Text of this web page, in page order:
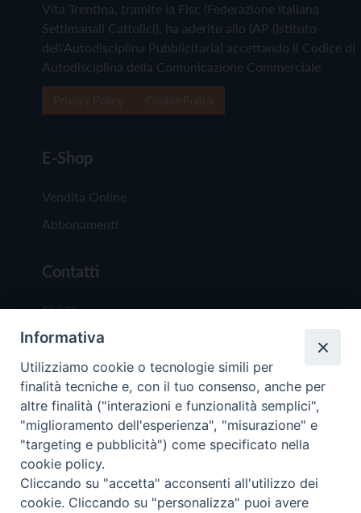
Vita Trentina, tramite la Fisc (Federazione Italiana
Settimanali Cattolici), ha aderito allo IAP (Istituto
dell'Autodisciplina Pubblicitaria) accettando il Codice di
Autodisciplina della Comunicazione Commerciale
E-Shop
Vendita Online
Abbonamenti
Contatti
Chi Siamo
Redazione
Scrivici
Copyright © 2019 - Tutti i diritti riservati - Vita
Trentina Editrice
Informativa
Utilizziamo cookie o tecnologie simili per
finalità tecniche e, con il tuo consenso, anche per
altre finalità ("interazioni e funzionalità semplici",
"miglioramento dell'esperienza", "misurazione" e
"targeting e pubblicità") come specificato nella
cookie policy.
Cliccando su "accetta" acconsenti all'utilizzo dei
cookie. Cliccando su "personalizza" puoi avere